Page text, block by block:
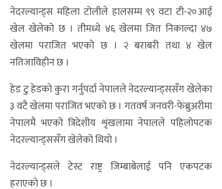
नेदरल्यान्ड्स महिला टोलीले हालसम्म ९९ वटा टी-२०आई
खेल खेलेको छ । तीमध्ये ४६ खेलमा जित निकाल्दा ४७
खेलमा पराजित भएको छ । २ बराबरी तथा ४ खेल
नतिजाविहीन छ ।
हेड टु हेडको कुरा गर्नुपर्दा नेपालले नेदरल्यान्ड्ससँग खेलेका
३ वटै खेलमा पराजित भएको छ । गतवर्ष जनवरी-फेब्रुअरीमा
नेपालमै भएको त्रिदेशीय शृंखलामा नेपालले पहिलोपटक
नेदरल्यान्ड्ससँग खेलेको थियो ।
नेदरल्यान्ड्सले टेस्ट राष्ट्र जिम्बाबेलाई पनि एकपटक
हराएको छ ।